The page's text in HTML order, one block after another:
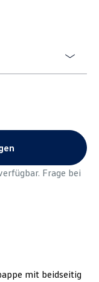
mit beidseitig
Frage bei